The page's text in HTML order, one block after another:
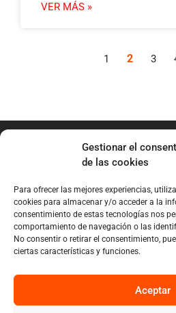
Gestionar el
de las cookies
Para ofrecer las mejores experiencias,
cookies para almacenar y/o acceder a la
consentimiento de estas tecnologías nos
comportamiento de navegación o las
No consentir o retirar el consentimiento,
ciertas características y funciones.
Aceptar
VER MÁS »
1 2 3
BRAGA
Podcast
Sobre